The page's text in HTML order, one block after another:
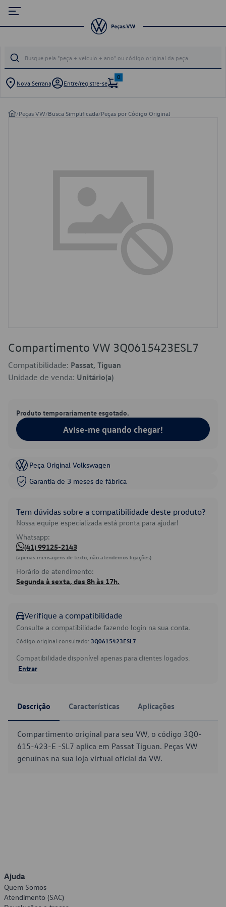
Nova Serrana Entre/registre-se
0
/Peças VW/Busca Simplificada/Peças por Código Original
Compartimento VW 3Q0615423ESL7
Compatibilidade: Passat, Tiguan
Unidade de venda: Unitário(a)
Produto temporariamente esgotado.
Avise-me quando chegar!
Peça Original Volkswagen
Garantia de 3 meses de fábrica
Tem dúvidas sobre a compatibilidade deste produto?
Nossa equipe especializada está pronta para ajudar!
Whatsapp:
(41) 99125-2143
(apenas mensagens de texto, não atendemos ligações)
Horário de atendimento:
Segunda à sexta, das 8h às 17h.
Verifique a compatibilidade
Consulte a compatibilidade fazendo login na sua conta.
Código original consultado: 3Q0615423ESL7
Compatibilidade disponível apenas para clientes logados.
Entrar
Descrição Características Aplicações
Compartimento original para seu VW, o código 3Q0-
615-423-E -SL7 aplica em Passat Tiguan. Peças VW
genuínas na sua loja virtual oficial da VW.
Ajuda
Quem Somos
Atendimento (SAC)